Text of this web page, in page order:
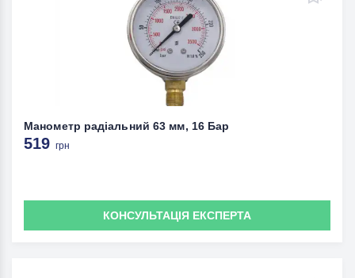
Манометр радіальний 63 мм, 16 Бар
519 грн
КОНСУЛЬТАЦІЯ ЕКСПЕРТА